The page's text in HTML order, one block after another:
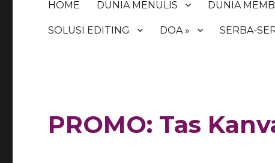
HOME DUNIA MENULIS DUNIA
SOLUSI EDITING DOA » SERBA-
PROMO: Tas